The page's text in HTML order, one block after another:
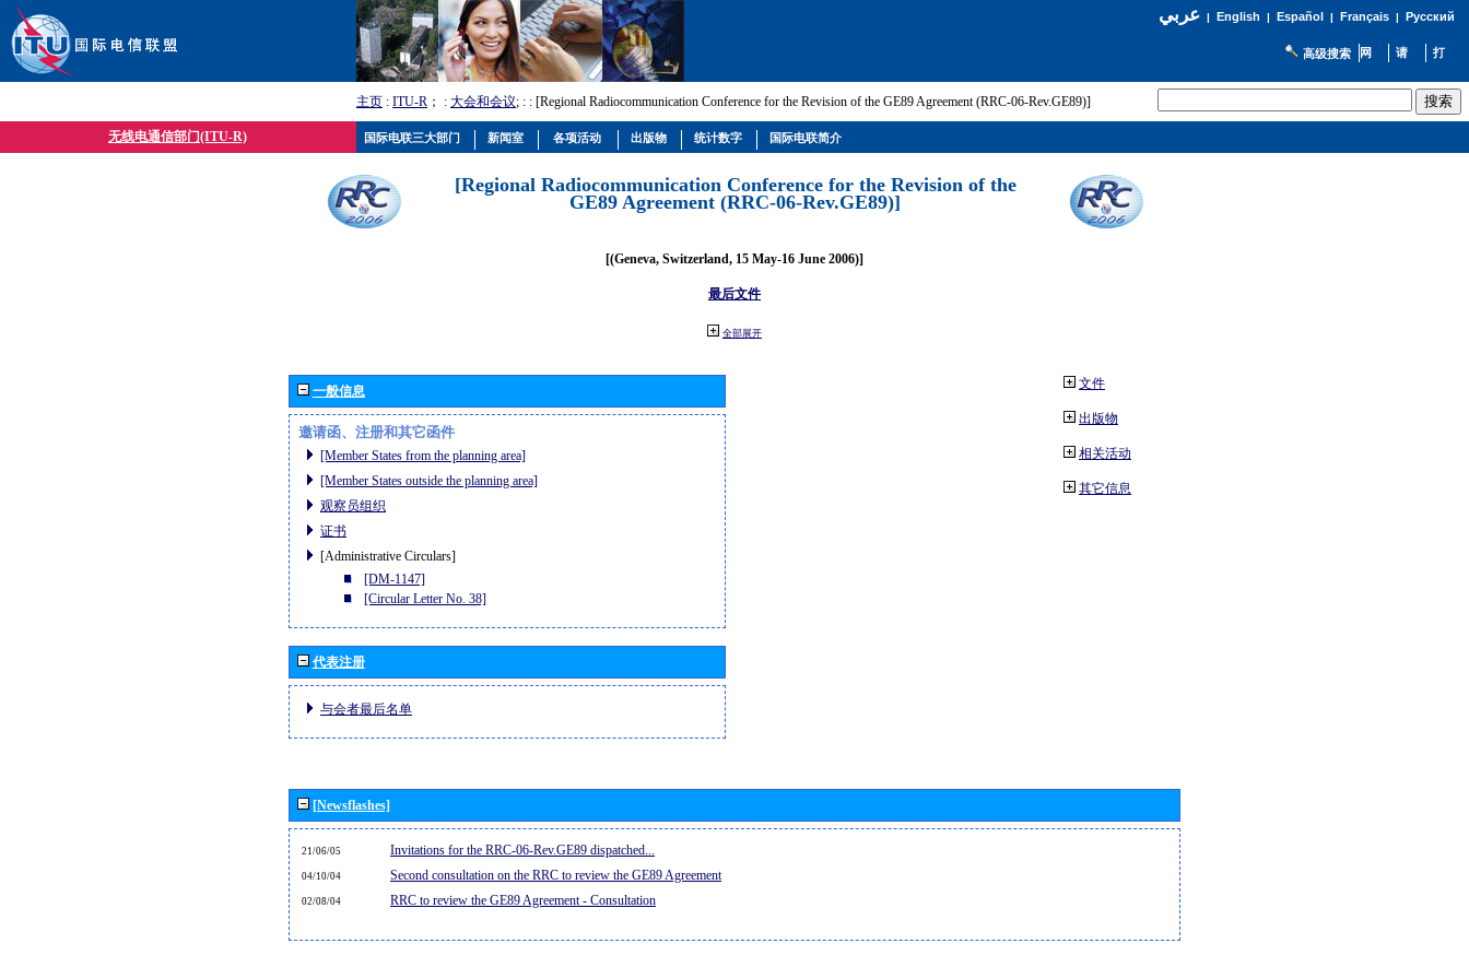
عربي| English | Español | Français| Русский
高级搜索
主页 : ITU-R ； : 大会和会议; : : [Regional Radiocommunication Conference for the Revision of the GE89 Agreement (RRC-06-Rev.GE89)]
无线电通信部门(ITU-R)
[Regional Radiocommunication Conference for the Revision of the
GE89 Agreement (RRC-06-Rev.GE89)]
[(Geneva, Switzerland, 15 May-16 June 2006)]
最后文件
全部展开
一般信息
邀请函、注册和其它函件
[Member States from the planning area]
[Member States outside the planning area]
观察员组织
证书
[Administrative Circulars]
[DM-1147]
[Circular Letter No. 38]
代表注册
与会者最后名单
文件
出版物
相关活动
其它信息
[Newsflashes]
21/06/05 Invitations for the RRC-06-Rev.GE89 dispatched...
04/10/04 Second consultation on the RRC to review the GE89 Agreement
02/08/04 RRC to review the GE89 Agreement - Consultation
国际电联三大部门 新闻室 各项活动 出版物 统计数字 国际电联简介